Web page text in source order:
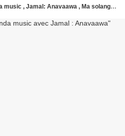
, Jamal: Anavaawa , Ma solange Oussou